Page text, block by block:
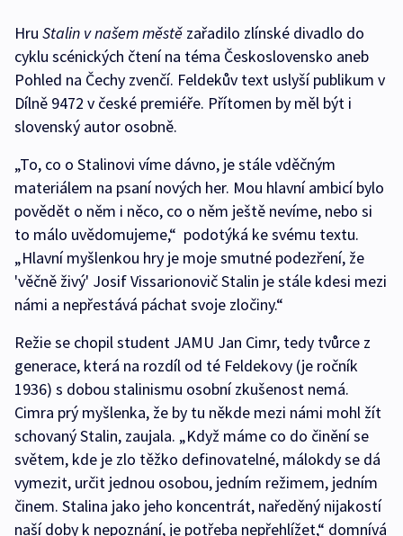
Hru Stalin v našem městě zařadilo zlínské divadlo do
cyklu scénických čtení na téma Československo aneb
Pohled na Čechy zvenčí. Feldekův text uslyší publikum v
Dílně 9472 v české premiéře. Přítomen by měl být i
slovenský autor osobně.
„To, co o Stalinovi víme dávno, je stále vděčným
materiálem na psaní nových her. Mou hlavní ambicí bylo
povědět o něm i něco, co o něm ještě nevíme, nebo si
to málo uvědomujeme,“ podotýká ke svému textu.
„Hlavní myšlenkou hry je moje smutné podezření, že
'věčně živý' Josif Vissarionovič Stalin je stále kdesi mezi
námi a nepřestává páchat svoje zločiny.“
Režie se chopil student JAMU Jan Cimr, tedy tvůrce z
generace, která na rozdíl od té Feldekovy (je ročník
1936) s dobou stalinismu osobní zkušenost nemá.
Cimra prý myšlenka, že by tu někde mezi námi mohl žít
schovaný Stalin, zaujala. „Když máme co do činění se
světem, kde je zlo těžko definovatelné, málokdy se dá
vymezit, určit jednou osobou, jedním režimem, jedním
činem. Stalina jako jeho koncentrát, naředěný nijakostí
naší doby k nepoznání, je potřeba nepřehlížet,“ domnívá